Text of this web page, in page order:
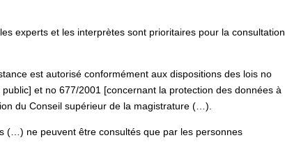
experts et les interprètes sont prioritaires pour la consultation
est autorisé conformément aux dispositions des lois no
et no 677/2001 [concernant la protection des données à
du Conseil supérieur de la magistrature (…).
(…) ne peuvent être consultés que par les personnes